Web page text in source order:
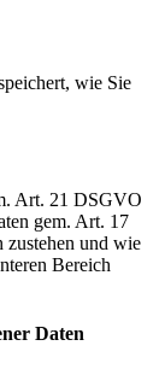
wie Sie
Art. 21 DSGVO
gem. Art. 17
zustehen und wie
Bereich
Daten